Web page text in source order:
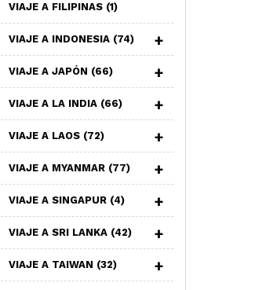
VIAJE A FILIPINAS (1)
VIAJE A INDONESIA (74)
VIAJE A JAPÓN (66)
VIAJE A LA INDIA (66)
VIAJE A LAOS (72)
VIAJE A MYANMAR (77)
VIAJE A SINGAPUR (4)
VIAJE A SRI LANKA (42)
VIAJE A TAIWAN (32)